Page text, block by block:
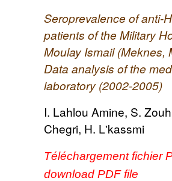
Seroprevalence of anti-
patients of the Military
Moulay Ismail (Meknes,
Data analysis of the
laboratory (2002-2005)
I. Lahlou Amine, S.
Chegri, H. L'kassmi
Téléchargement fichier
download PDF file